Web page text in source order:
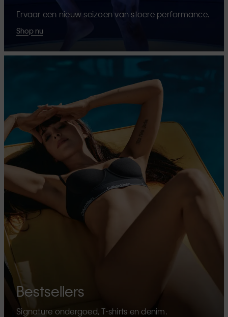
Ervaar een nieuw seizoen van stoere performance.
Shop nu
Bestsellers
Signature ondergoed, T-shirts en denim.